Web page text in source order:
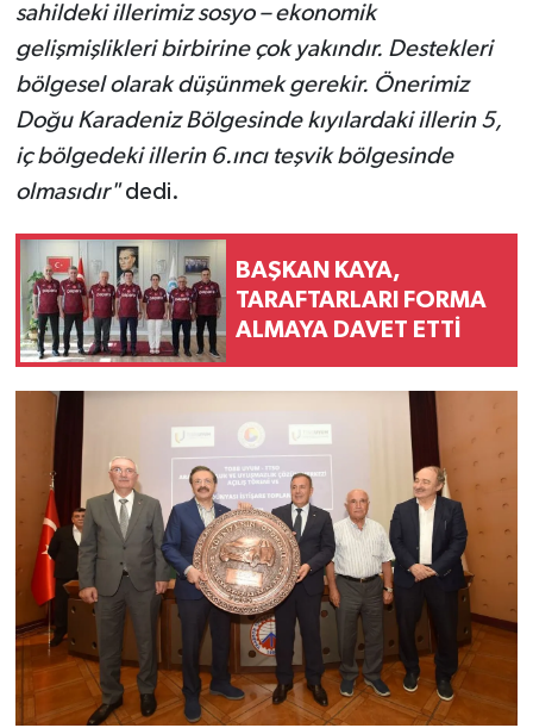
sahildeki illerimiz sosyo – ekonomik
gelişmişlikleri birbirine çok yakındır. Destekleri
bölgesel olarak düşünmek gerekir. Önerimiz
Doğu Karadeniz Bölgesinde kıyılardaki illerin 5,
iç bölgedeki illerin 6.ıncı teşvik bölgesinde
olmasıdır" dedi.
BAŞKAN KAYA,
TARAFTARLARI FORMA
ALMAYA DAVET ETTİ